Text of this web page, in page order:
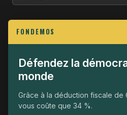
Qui sommes-nous
Join the Fight
Opérationnel
The Fondemos Review
Mentions légales
FONDEMOS
Défendez la
monde
Grâce à la déduction fiscale
vous coûte que 34 %.